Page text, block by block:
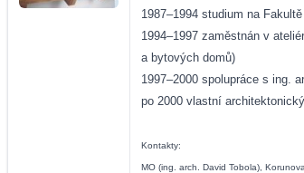
1987–1994 studium na
1994–1997 zaměstnán v
a bytových domů)
1997–2000 spolupráce s ing.
po 2000 vlastní
Kontakty:
MO (ing. arch. David Tobola),